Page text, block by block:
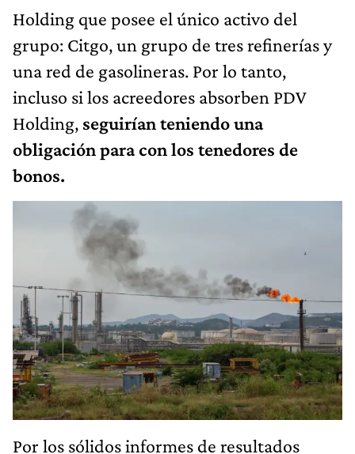
Holding que posee el único activo del
grupo: Citgo, un grupo de tres refinerías y
una red de gasolineras. Por lo tanto,
incluso si los acreedores absorben PDV
Holding, seguirían teniendo una
obligación para con los tenedores de
bonos.
Por los sólidos informes de resultados